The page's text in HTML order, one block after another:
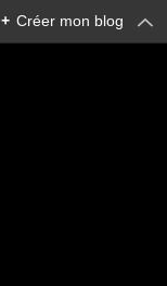
+ Créer mon blog